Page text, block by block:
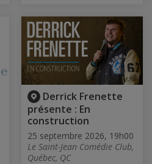
Derrick Frenette
présente : En
construction
25 septembre 2026, 19h00
Le Saint-Jean Comédie Club,
Québec, QC